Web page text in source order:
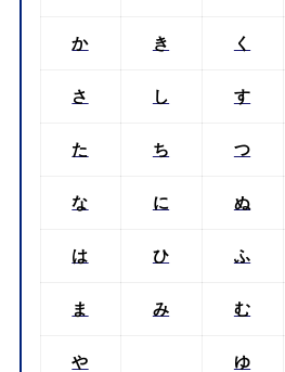
か き く
さ し す
た ち つ
な に ぬ
は ひ ふ
ま み む
や ゆ